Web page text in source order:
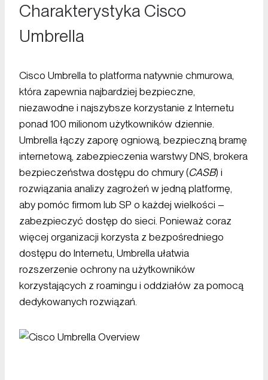
Charakterystyka Cisco
Umbrella
Cisco Umbrella to platforma natywnie chmurowa,
która zapewnia najbardziej bezpieczne,
niezawodne i najszybsze korzystanie z Internetu
ponad 100 milionom użytkowników dziennie.
Umbrella łączy zaporę ogniową, bezpieczną bramę
internetową, zabezpieczenia warstwy DNS, brokera
bezpieczeństwa dostępu do chmury (CASB) i
rozwiązania analizy zagrożeń w jedną platformę,
aby pomóc firmom lub SP o każdej wielkości –
zabezpieczyć dostęp do sieci. Ponieważ coraz
więcej organizacji korzysta z bezpośredniego
dostępu do Internetu, Umbrella ułatwia
rozszerzenie ochrony na użytkowników
korzystających z roamingu i oddziałów za pomocą
dedykowanych rozwiązań.